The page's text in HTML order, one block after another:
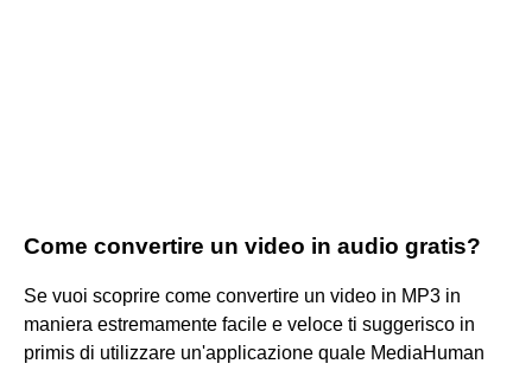
Come convertire un video in audio gratis?
Se vuoi scoprire come convertire un video in MP3 in
maniera estremamente facile e veloce ti suggerisco in
primis di utilizzare un'applicazione quale MediaHuman